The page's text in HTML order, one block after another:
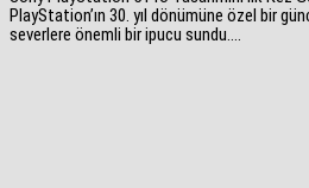
PlayStation’ın 30. yıl dönümüne özel bir
severlere önemli bir ipucu sundu....